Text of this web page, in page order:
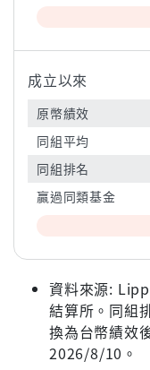
成立以來
原幣績效
同組平均
同組排名
贏過同類基金
資料來源:
結算所。同組
換為台幣績效
2026/8/10。